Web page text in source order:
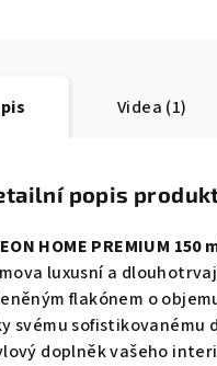
Videa (1)
popis
HOME PREMIUM
luxusní a
flakónem o
svému sofistikovanému
doplněk vašeho